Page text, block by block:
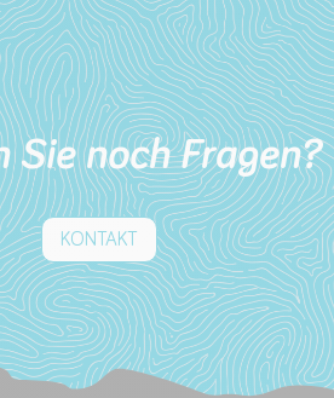
Sie noch Fragen?
KONTAKT